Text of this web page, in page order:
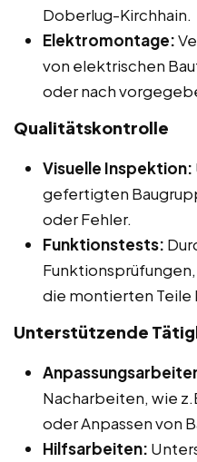
Doberlug-Kirchhain.
Elektromontage:
von elektrischen
oder nach
Qualitätskontrolle
Visuelle Inspektion:
gefertigten
oder Fehler.
Funktionstests:
die montierten
Unterstützende
Nacharbeiten, wie
oder Anpassen von
Hilfsarbeiten: